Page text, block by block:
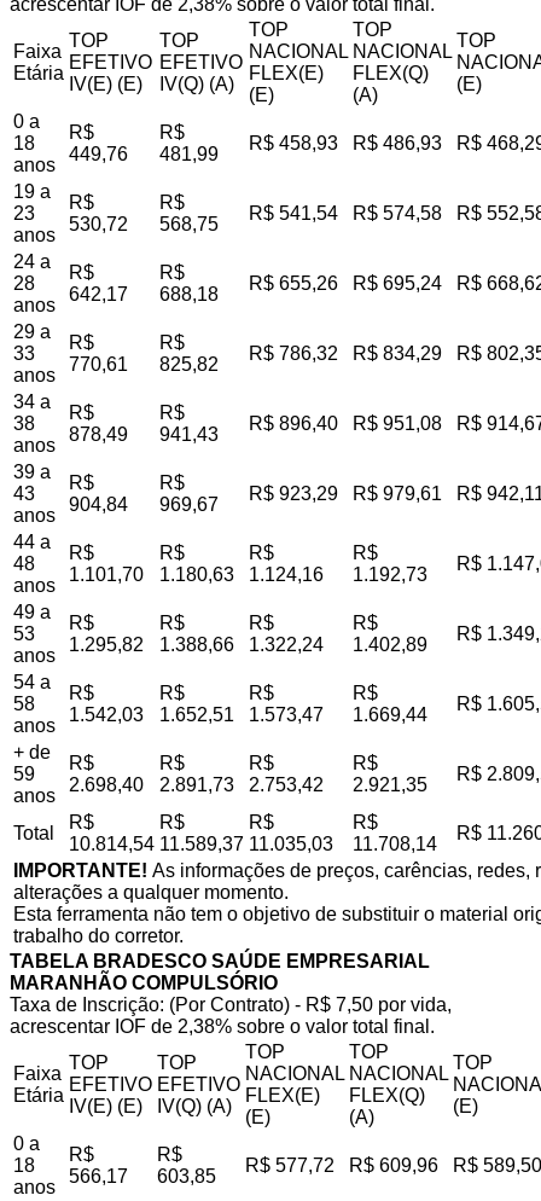
acrescentar IOF de 2,38% sobre o valor total final.
Faixa
Etária
TOP
EFETIVO
IV(E) (E)
TOP
EFETIVO
IV(Q) (A)
TOP
NACIONAL
FLEX(E)
(E)
TOP
NACIONAL
FLEX(Q)
(A)
TOP
(E)
0 a
18
anos
R$
449,76
R$
481,99
R$ 458,93 R$ 486,93 R$
19 a
23
anos
R$
530,72
R$
568,75
R$ 541,54 R$ 574,58 R$
24 a
28
anos
R$
642,17
R$
688,18
R$ 655,26 R$ 695,24 R$
29 a
33
anos
R$
770,61
R$
825,82
R$ 786,32 R$ 834,29 R$
34 a
38
anos
R$
878,49
R$
941,43
R$ 896,40 R$ 951,08 R$
39 a
43
anos
R$
904,84
R$
969,67
R$ 923,29 R$ 979,61 R$
44 a
48
anos
R$
1.101,70
R$
1.180,63
R$
1.124,16
R$
1.192,73
R$
49 a
53
anos
R$
1.295,82
R$
1.388,66
R$
1.322,24
R$
1.402,89
R$
54 a
58
anos
R$
1.542,03
R$
1.652,51
R$
1.573,47
R$
1.669,44
R$
+ de
59
anos
R$
2.698,40
R$
2.891,73
R$
2.753,42
R$
2.921,35
R$
Total
R$
10.814,54
R$
11.589,37
R$
11.035,03
R$
11.708,14
R$
IMPORTANTE! As informações de preços, carências,
alterações a qualquer momento.
Esta ferramenta não tem o objetivo de substituir o material
trabalho do corretor.
TABELA BRADESCO SAÚDE EMPRESARIAL
MARANHÃO COMPULSÓRIO
Taxa de Inscrição: (Por Contrato) - R$ 7,50 por vida,
acrescentar IOF de 2,38% sobre o valor total final.
Faixa
Etária
TOP
EFETIVO
IV(E) (E)
TOP
EFETIVO
IV(Q) (A)
TOP
NACIONAL
FLEX(E)
(E)
TOP
NACIONAL
FLEX(Q)
(A)
TOP
(E)
0 a
18
anos
R$
566,17
R$
603,85
R$ 577,72 R$ 609,96 R$ 589,50